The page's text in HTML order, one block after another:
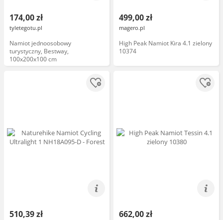
174,00 zł
tyletegotu.pl
Namiot jednoosobowy
turystyczny, Bestway,
100x200x100 cm
499,00 zł
magero.pl
High Peak Namiot Kira 4.1 zielony
10374
510,39 zł 662,00 zł